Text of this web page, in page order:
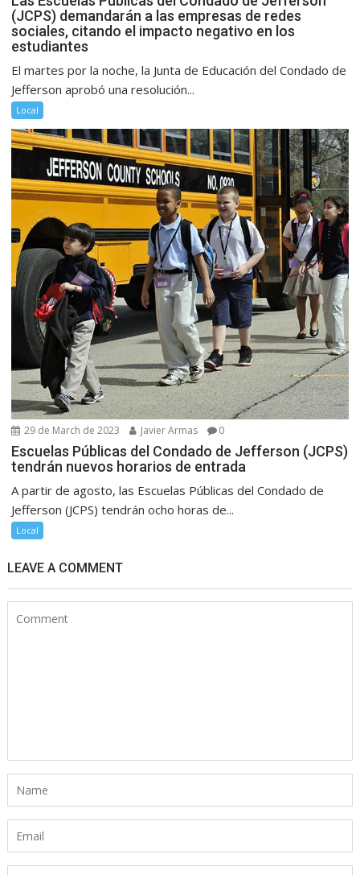
(JCPS) demandarán a las empresas de redes
sociales, citando el impacto negativo en los
estudiantes
El martes por la noche, la Junta de Educación del Condado de
Jefferson aprobó una resolución...
Local
29 de March de 2023 Javier Armas 0
Escuelas Públicas del Condado de Jefferson (JCPS)
tendrán nuevos horarios de entrada
A partir de agosto, las Escuelas Públicas del Condado de
Jefferson (JCPS) tendrán ocho horas de...
Local
LEAVE A COMMENT